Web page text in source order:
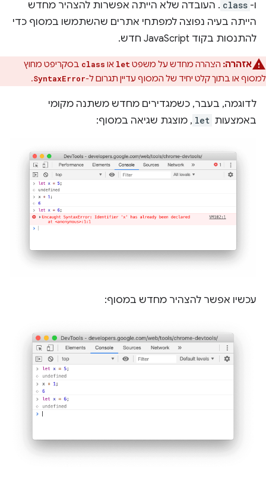
ו- class . העובדה שלא הייתה אפשרות להצהיר מחדש
הייתה בעיה נפוצה למפתחי אתרים שהשתמשו במסוף כדי
להתנסות בקוד JavaScript חדש.
אזהרה: הצהרה מחדש על משפט let או class בסקריפט מחוץ
למסוף או בתוך קלט יחיד של המסוף עדיין תגרום ל-SyntaxError
.
לדוגמה, בעבר, כשמגדירים מחדש משתנה מקומי
באמצעות let , מוצגת שגיאה במסוף:
עכשיו אפשר להצהיר מחדש במסוף: